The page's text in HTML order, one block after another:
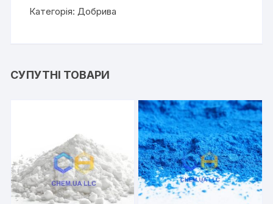
Категорія:Добрива
СУПУТНІ ТОВАРИ